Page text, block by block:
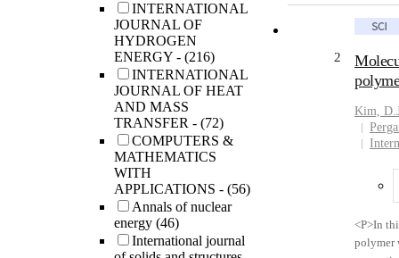
INTERNATIONAL
JOURNAL OF
HYDROGEN
ENERGY - (216)
INTERNATIONAL
JOURNAL OF HEAT
AND MASS
TRANSFER - (72)
COMPUTERS &
MATHEMATICS
WITH
APPLICATIONS - (56)
Annals of nuclear
energy (46)
International journal
2
Kim,
<P>In
polymer